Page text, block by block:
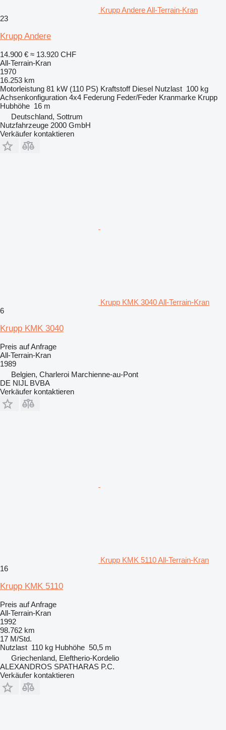
Krupp Andere All-Terrain-Kran
23
Krupp Andere
14.900 € ≈ 13.920 CHF
All-Terrain-Kran
1970
16.253 km
Motorleistung 81 kW (110 PS) Kraftstoff Diesel Nutzlast 100 kg
Achsenkonfiguration 4x4 Federung Feder/Feder Kranmarke Krupp
Hubhöhe 16 m
Deutschland, Sottrum
Nutzfahrzeuge 2000 GmbH
Verkäufer kontaktieren
Krupp KMK 3040 All-Terrain-Kran
6
Krupp KMK 3040
Preis auf Anfrage
All-Terrain-Kran
1989
Belgien, Charleroi Marchienne-au-Pont
DE NIJL BVBA
Verkäufer kontaktieren
Krupp KMK 5110 All-Terrain-Kran
16
Krupp KMK 5110
Preis auf Anfrage
All-Terrain-Kran
1992
98.762 km
17 M/Std.
Nutzlast 110 kg Hubhöhe 50,5 m
Griechenland, Eleftherio-Kordelio
ALEXANDROS SPATHARAS P.C.
Verkäufer kontaktieren